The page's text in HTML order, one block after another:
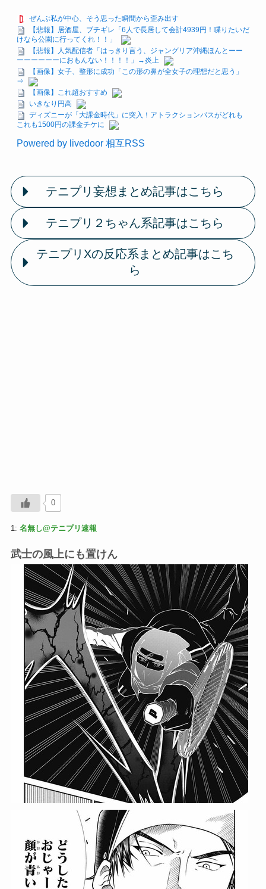
ぜんぶ私が中心、そう思った瞬間から歪み出す
【悲報】居酒屋、ブチギレ「6人で長居して会計4939円！喋りたいだ
けなら公園に行ってくれ！！」
【悲報】人気配信者「はっきり言う、ジャングリア沖縄ほんとーー
ーーーーーーにおもんない！！！！」→炎上
【画像】女子、整形に成功「この形の鼻が全女子の理想だと思う」
⇒
【画像】これ超おすすめ
いきなり円高
ディズニーが「大課金時代」に突入！アトラクションパスがどれも
これも1500円の課金チケに
Powered by livedoor 相互RSS
テニプリ妄想まとめ記事はこちら
テニプリ２ちゃん系記事はこちら
テニプリXの反応系まとめ記事はこち
ら
0
1: 名無し@テニプリ速報
武士の風上にも置けん